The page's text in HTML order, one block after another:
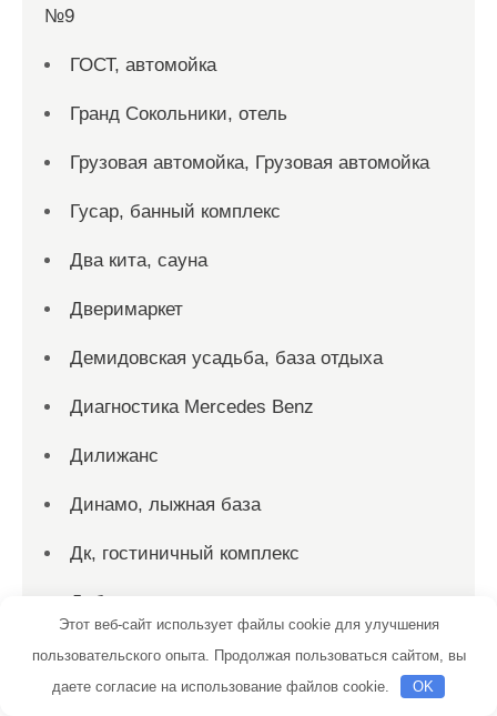
№9
ГОСТ, автомойка
Гранд Сокольники, отель
Грузовая автомойка, Грузовая автомойка
Гусар, банный комплекс
Два кита, сауна
Дверимаркет
Демидовская усадьба, база отдыха
Диагностика Mercedes Benz
Дилижанс
Динамо, лыжная база
Дк, гостиничный комплекс
Добрые люди
Доктор Тент
ДОСААФ Петровская автошкола
Этот веб-сайт использует файлы cookie для улучшения
пользовательского опыта. Продолжая пользоваться сайтом, вы
даете согласие на использование файлов cookie.
OK